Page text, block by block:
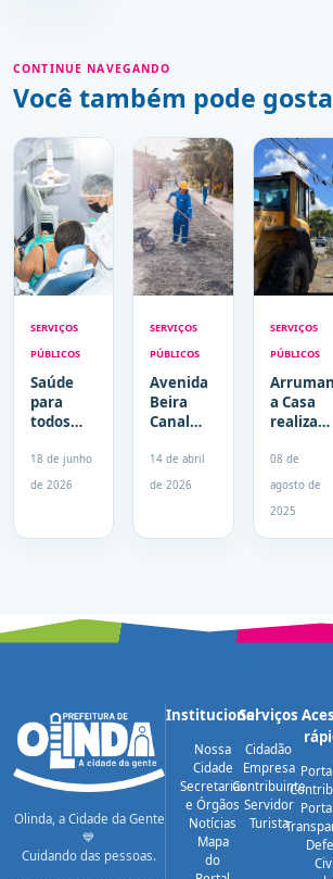
CONTINUE NAVEGANDO
Você também pode
SERVIÇOS
PÚBLICOS
Saúde
para
todos
Igrejas
leva
Odontomóvel
nesta
18 de junho
de 2026
SERVIÇOS
PÚBLICOS
Avenida
Beira
Canal
pavimentação
e traz
moradores
14 de abril
de 2026
SERVIÇOS
PÚBLICOS
a Casa
realiza
de
serviços
Jardim
Brasil,
08 de
agosto de
2025
Olinda, a Cidade da Gente
💙
Cuidando das pessoas.
Institucional
Nossa
Cidade
Secretarias
e Órgãos
Notícias
Mapa
do
Serviços
Cidadão
Empresa
Contribuinte
Servidor
Turista